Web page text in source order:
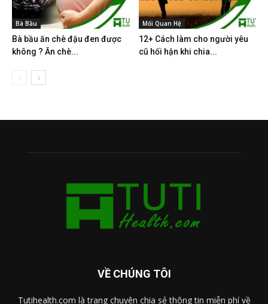
Bà Bầu
Bà bầu ăn chè đậu đen được
không ? Ăn chè...
Mối Quan Hệ
12+ Cách làm cho người yêu
cũ hối hận khi chia...
VỀ CHÚNG TÔI
Tutihealth.com là trang chuyên chia sẻ thông tin miễn phí về